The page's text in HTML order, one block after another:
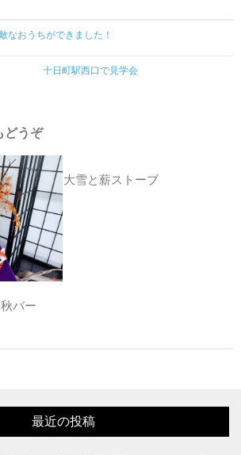
なおうちができました！
十日町駅西口で見学会
どうぞ
バー
大雪と薪ストーブ
最近の投稿